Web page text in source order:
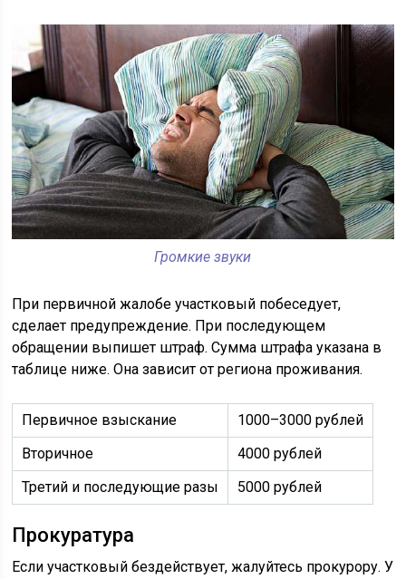
Громкие звуки
При первичной жалобе участковый побеседует,
сделает предупреждение. При последующем
обращении выпишет штраф. Сумма штрафа указана в
таблице ниже. Она зависит от региона проживания.
Первичное взыскание
1000–3000 рублей
Вторичное
4000 рублей
Третий и последующие разы
5000 рублей
Прокуратура
Если участковый бездействует, жалуйтесь прокурору. У